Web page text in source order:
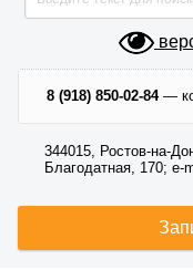
8 (918) 850-02-84—
344015, Ростов-на-
Благодатная, 170; e-